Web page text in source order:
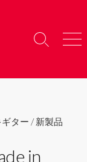
検
り
メ
ー
ター /新製品
in